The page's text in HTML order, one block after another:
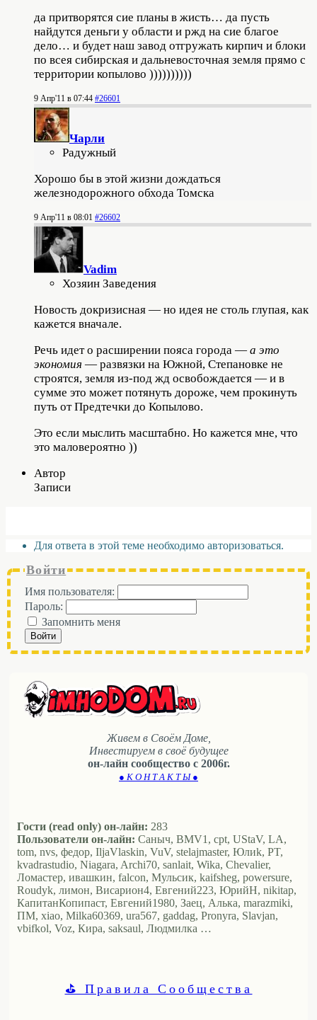
да притворятся сие планы в жисть… да пусть
найдутся деньги у области и ржд на сие благое
дело… и будет наш завод отгружать кирпич и блоки
по всея сибирская и дальневосточная земля прямо с
территории копылово ))))))))))
9 Апр'11 в 07:44 #26601
Чарли
Радужный
Хорошо бы в этой жизни дождаться
железнодорожного обхода Томска
9 Апр'11 в 08:01 #26602
Vadim
Хозяин Заведения
Новость докризисная — но идея не столь глупая, как
кажется вначале.
Речь идет о расширении пояса города — а это
экономия — развязки на Южной, Степановке не
строятся, земля из-под жд освобождается — и в
сумме это может потянуть дороже, чем прокинуть
путь от Предтечки до Копылово.
Это если мыслить масштабно. Но кажется мне, что
это маловероятно ))
Автор
Записи
Для ответа в этой теме необходимо авторизоваться.
Войти
Имя пользователя:
Пароль:
Запомнить меня
Войти
Живем в Своём Доме,
Инвестируем в своё будущее
он-лайн сообщество с 2006г.
● К О Н Т А К Т Ы ●
Гости (read only) он-лайн: 283
Пользователи он-лайн: Саныч, BMV1, cpt, UStaV, LA,
tom, nvs, федор, IljaVlaskin, VuV, stelajmaster, Юлиk, PT,
kvadrastudio, Niagara, Archi70, sanlait, Wika, Chevalier,
Ломастер, ивашкин, falcon, Мульсик, kaifsheg, powersure,
Roudyk, лимон, Висариoн4, Евгений223, ЮрийН, nikitap,
КапитанКопипаст, Евгений1980, Заец, Алька, marazmiki,
ПМ, xiao, Milka60369, ura567, gaddag, Pronyra, Slavjan,
vbifkol, Voz, Кира, saksaul, Людмилка …
⛳ Правила Сообщества